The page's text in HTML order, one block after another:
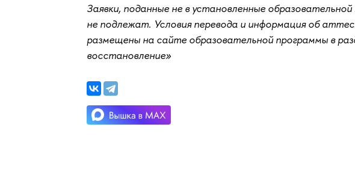
Заявки, поданные не в установленные
не подлежат. Условия перевода и информация об
размещены на сайте образовательной программы в
восстановление»